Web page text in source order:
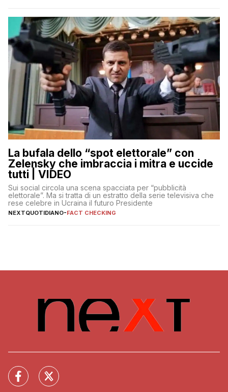
La bufala dello “spot elettorale” con
Zelensky che imbraccia i mitra e uccide
tutti | VIDEO
Sui social circola una scena spacciata per “pubblicità
elettorale”. Ma si tratta di un estratto della serie televisiva che
rese celebre in Ucraina il futuro Presidente
NEXTQUOTIDIANO-FACT CHECKING